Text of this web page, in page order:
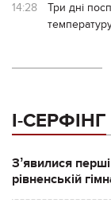
14:28
Три дні
І-СЕРФІНГ
Зʼявилися
рівненській